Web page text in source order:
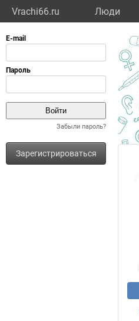
Vrachi66.ru Люди
Забыли пароль?
Зарегистрироваться